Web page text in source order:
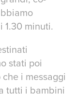
minuti.
stati poi
i messaggi
tutti i bambini